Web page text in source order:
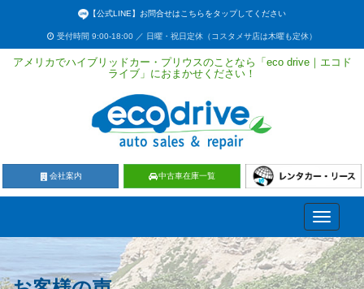
【公式LINE】お問合せはこちらをタップしてください
受付時間 9:00-18:00 ／ 日曜・祝日定休（コスタメサ店は木曜も定休）
アメリカでハイブリッドカー・プリウスのことなら「eco drive｜エコド
ライブ」におまかせください！
会社案内 中古車在庫一覧
Toggle